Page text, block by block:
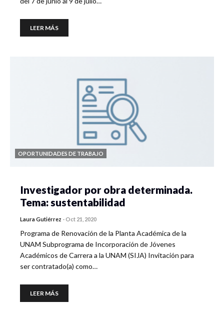
LEER MÁS
OPORTUNIDADES DE TRABAJO
Investigador por obra determinada.
Tema: sustentabilidad
Laura Gutiérrez -Oct 21, 2020
Programa de Renovación de la Planta Académica de la
UNAM Subprograma de Incorporación de Jóvenes
Académicos de Carrera a la UNAM (SIJA) Invitación para
ser contratado(a) como…
LEER MÁS